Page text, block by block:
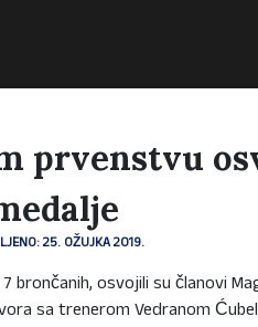
prvenstvu
25. OŽUJKA 2019.
brončanih, osvojili su članovi
sa trenerom Vedranom